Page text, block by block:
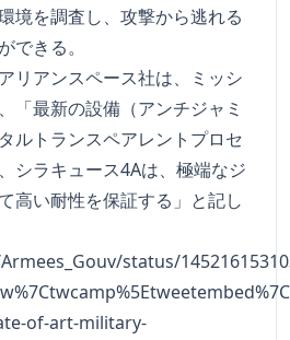
境を調査し、攻撃から逃れる
できる。
リアンスペース社は、ミッシ
「最新の設備（アンチジャミ
ルトランスペアレントプロセ
シラキュース4Aは、極端なジ
高い耐性を保証する」と記し
status/
of-art-military-